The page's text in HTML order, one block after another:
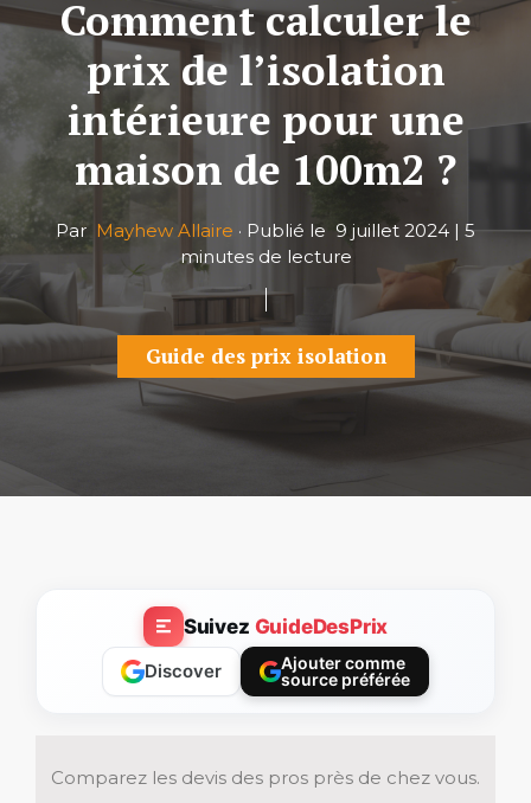
Comment calculer le
prix de l’isolation
intérieure pour une
maison de 100m2 ?
Par Mayhew Allaire · Publié le 9 juillet 2024 | 5
minutes de lecture
Guide des prix isolation
Suivez GuideDesPrix
Discover
Ajouter comme
source préférée
Comparez les devis des pros près de chez vous.